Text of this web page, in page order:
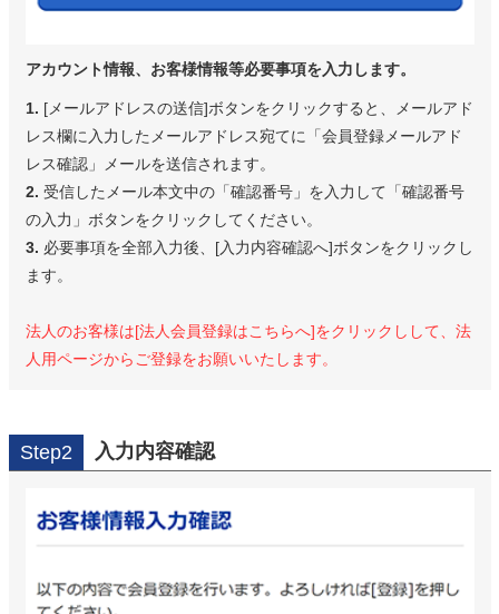
アカウント情報、お客様情報等必要事項を入力します。
1. [メールアドレスの送信]ボタンをクリックすると、メールアド
レス欄に入力したメールアドレス宛てに「会員登録メールアド
レス確認」メールを送信されます。
2. 受信したメール本文中の「確認番号」を入力して「確認番号
の入力」ボタンをクリックしてください。
3. 必要事項を全部入力後、[入力内容確認へ]ボタンをクリックし
ます。
法人のお客様は[法人会員登録はこちらへ]をクリックしして、法
人用ページからご登録をお願いいたします。
Step2 入力内容確認